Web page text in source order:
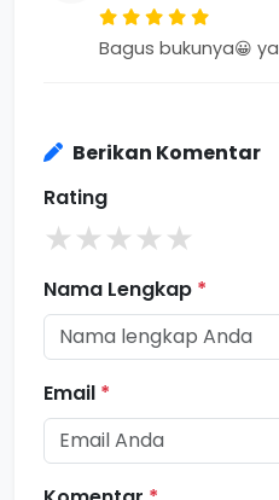
Bagus bukunya😀 ya
Berikan Komentar
Rating
★★★★★
Nama Lengkap *
Email *